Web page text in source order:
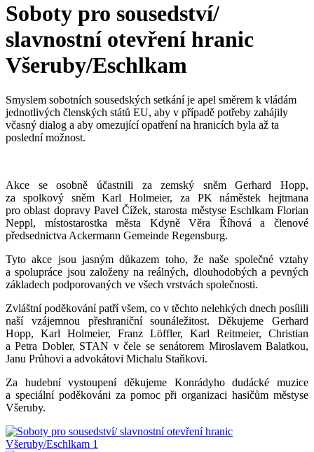
Soboty pro sousedství/
slavnostní otevření hranic
Všeruby/Eschlkam
Smyslem sobotních sousedských setkání je apel směrem k vládám
jednotlivých členských států EU, aby v případě potřeby zahájily
včasný dialog a aby omezující opatření na hranicích byla až ta
poslední možnost.
Akce se osobně účastnili za zemský sněm Gerhard Hopp,
za spolkový sněm Karl Holmeier, za PK náměstek hejtmana
pro oblast dopravy Pavel Čížek, starosta městyse Eschlkam Florian
Neppl, místostarostka města Kdyně Věra Říhová a členové
předsednictva Ackermann Gemeinde Regensburg.
Tyto akce jsou jasným důkazem toho, že naše společné vztahy
a spolupráce jsou založeny na reálných, dlouhodobých a pevných
základech podporovaných ve všech vrstvách společnosti.
Zvláštní poděkování patří všem, co v těchto nelehkých dnech posílili
naší vzájemnou přeshraniční sounáležitost. Děkujeme Gerhard
Hopp, Karl Holmeier, Franz Löffler, Karl Reitmeier, Christian
a Petra Dobler, STAN v čele se senátorem Miroslavem Balatkou,
Janu Průhovi a advokátovi Michalu Staňkovi.
Za hudební vystoupení děkujeme Konrádyho dudácké muzice
a speciální poděkováni za pomoc při organizaci hasičům městyse
Všeruby.